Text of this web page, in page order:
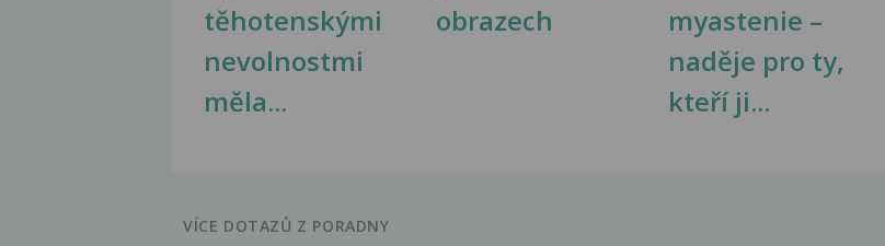
těhotenskými
nevolnostmi
měla...
obrazech
myastenie –
naděje pro ty,
kteří ji...
VÍCE DOTAZŮ Z PORADNY